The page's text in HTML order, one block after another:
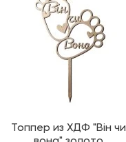
Топпер из ХДФ "Він чи